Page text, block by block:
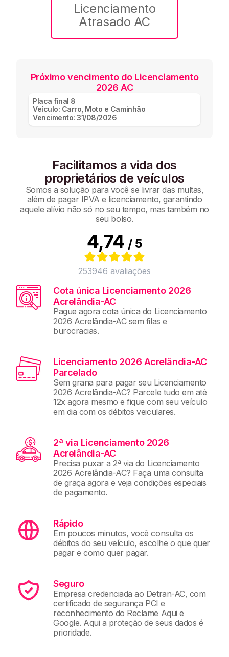
Licenciamento
Atrasado AC
Próximo vencimento do Licenciamento
2026 AC
Placa final 8
Veículo: Carro, Moto e Caminhão
Vencimento:31/08/2026
Facilitamos a vida dos
proprietários de veículos
Somos a solução para você se livrar das multas,
além de pagar IPVA e licenciamento, garantindo
aquele alívio não só no seu tempo, mas também no
seu bolso.
4,74 / 5
253946 avaliações
Cota única Licenciamento 2026
Acrelândia-AC
Pague agora cota única do Licenciamento
2026 Acrelândia-AC sem filas e
burocracias.
Licenciamento 2026 Acrelândia-AC
Parcelado
Sem grana para pagar seu Licenciamento
2026 Acrelândia-AC? Parcele tudo em até
12x agora mesmo e fique com seu veículo
em dia com os débitos veiculares.
2ª via Licenciamento 2026
Acrelândia-AC
Precisa puxar a 2ª via do Licenciamento
2026 Acrelândia-AC? Faça uma consulta
de graça agora e veja condições especiais
de pagamento.
Rápido
Em poucos minutos, você consulta os
débitos do seu veículo, escolhe o que quer
pagar e como quer pagar.
Seguro
Empresa credenciada ao Detran-AC, com
certificado de segurança PCI e
reconhecimento do Reclame Aqui e
Google. Aqui a proteção de seus dados é
prioridade.